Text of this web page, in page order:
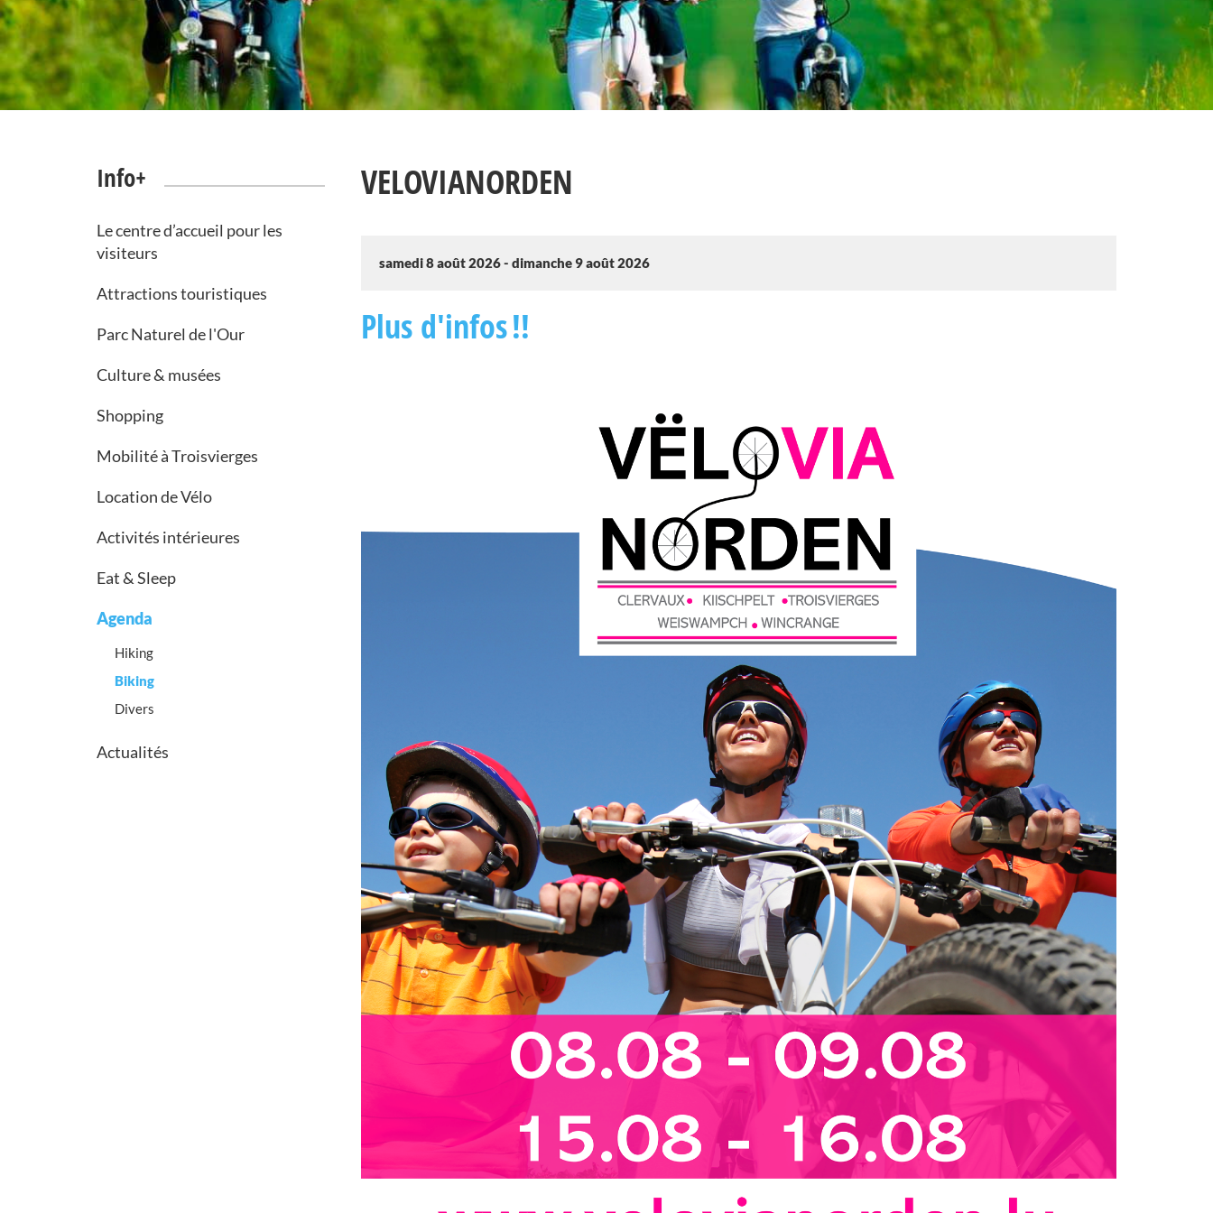
Info+
Le centre d’accueil pour les
visiteurs
Attractions touristiques
Parc Naturel de l'Our
Culture & musées
Shopping
Mobilité à Troisvierges
Location de Vélo
Activités intérieures
Eat & Sleep
Agenda
Hiking
Biking
Divers
Actualités
VELOVIANORDEN
samedi 8 août 2026 - dimanche 9 août 2026
Plus d'infos !!